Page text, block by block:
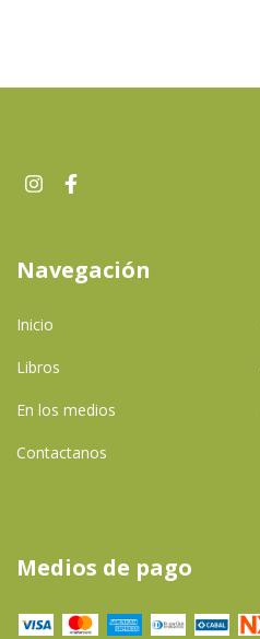
Navegación
Inicio
Libros
En los medios
Contactanos
Medios de pago